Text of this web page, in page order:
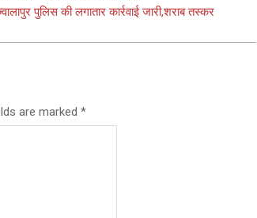
पुलिस की लगातार कार्रवाई जारी,शराब तस्कर
are marked *